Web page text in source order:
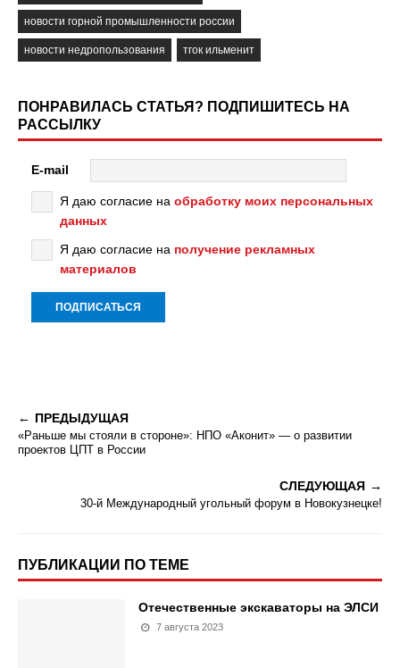
новости горной промышленности россии
новости недропользования тгок ильменит
ПОНРАВИЛАСЬ СТАТЬЯ? ПОДПИШИТЕСЬ НА
РАССЫЛКУ
E-mail
Я даю согласие на обработку моих персональных
данных
Я даю согласие на получение рекламных
материалов
ПРЕДЫДУЩАЯ
«Раньше мы стояли в стороне»: НПО «Аконит» — о развитии
проектов ЦПТ в России
СЛЕДУЮЩАЯ
30-й Международный угольный форум в Новокузнецке!
ПУБЛИКАЦИИ ПО ТЕМЕ
Отечественные экскаваторы на ЭЛСИ
7 августа 2023